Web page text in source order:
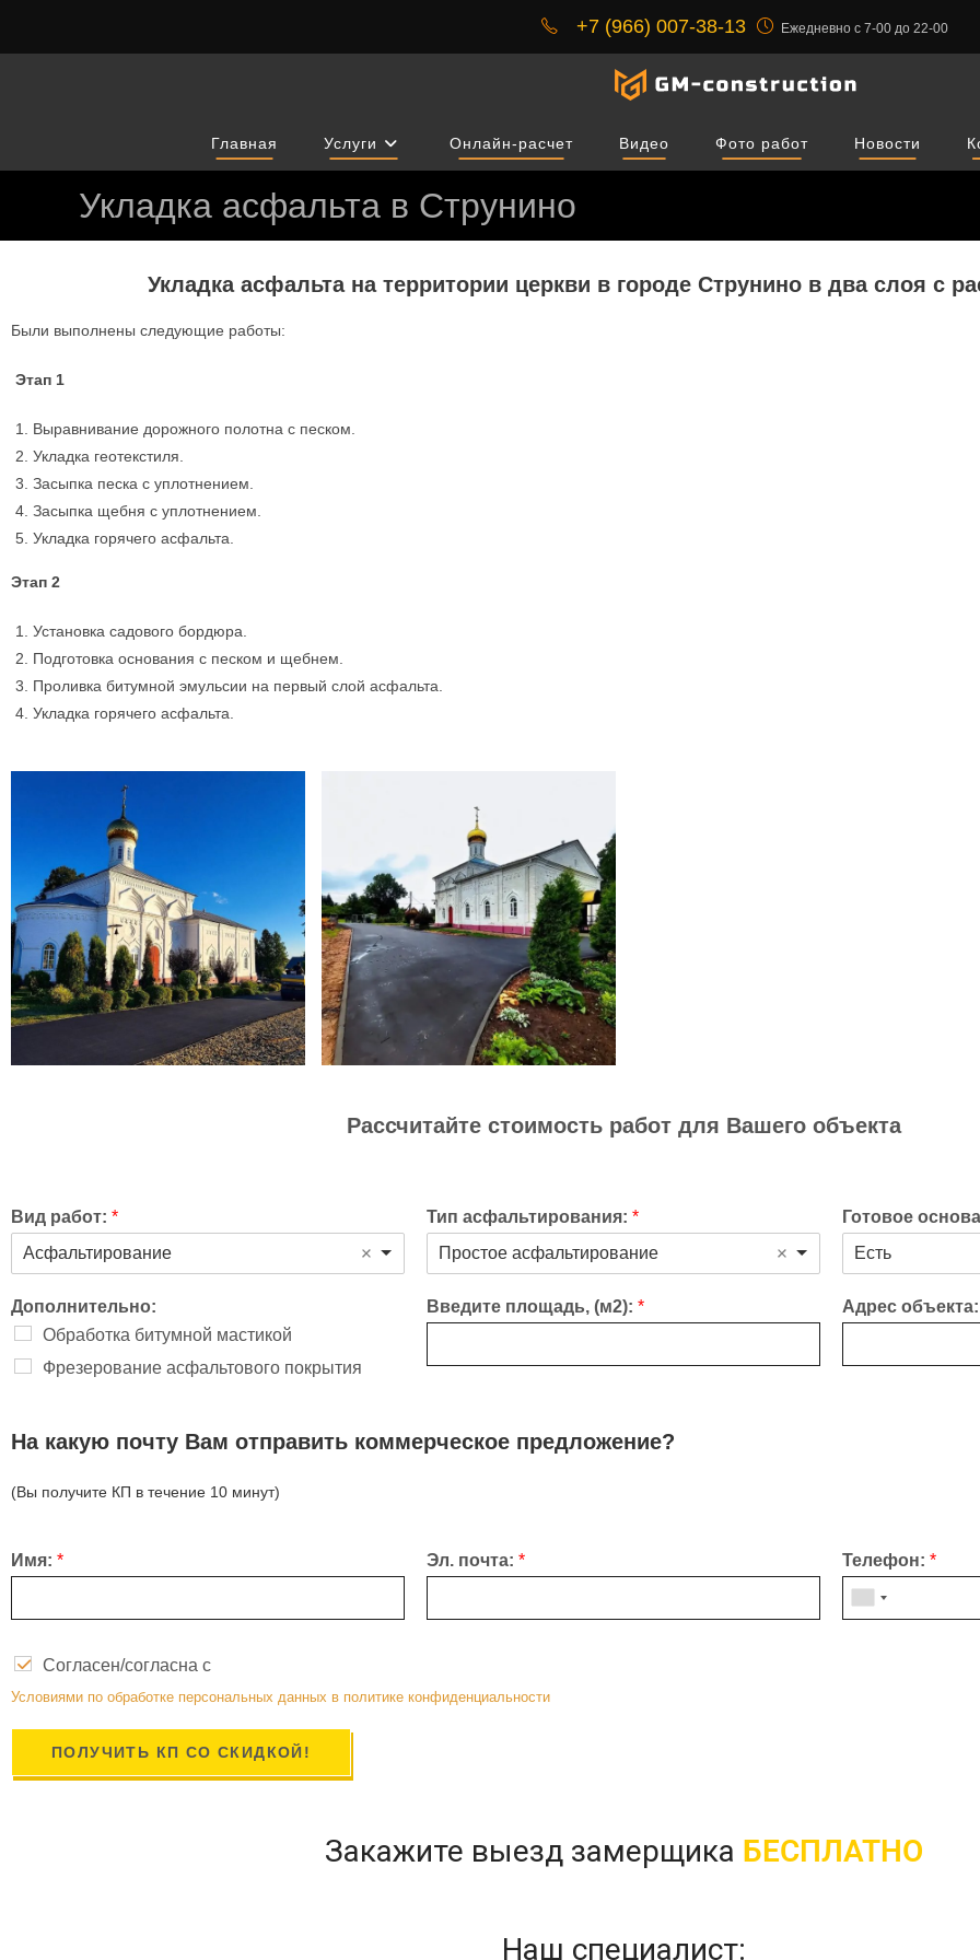
+7 (966) 007-38-13 Ежедневно с 7-00 до 22-00
Главная Услуги Онлайн-расчет Видео Фото работ Новости
Укладка асфальта в Струнино
Укладка асфальта на территории церкви в городе Струнино в два слоя с
Были выполнены следующие работы:
Этап 1
Выравнивание дорожного полотна с песком.
Укладка геотекстиля.
Засыпка песка с уплотнением.
Засыпка щебня с уплотнением.
Укладка горячего асфальта.
Этап 2
Установка садового бордюра.
Подготовка основания с песком и щебнем.
Проливка битумной эмульсии на первый слой асфальта.
Укладка горячего асфальта.
Рассчитайте стоимость работ для Вашего объекта
Вид работ: *
Асфальтирование
Дополнительно:
Обработка битумной мастикой
Фрезерование асфальтового покрытия
Тип асфальтирования: *
Простое асфальтирование
Введите площадь, (м2): *
Готовое
Есть
Адрес объекта:
На какую почту Вам отправить коммерческое предложение?
(Вы получите КП в течение 10 минут)
Имя: * Эл. почта: * Телефон: *
Согласен/согласна с
Условиями по обработке персональных данных в политике конфиденциальности
ПОЛУЧИТЬ КП СО СКИДКОЙ!
Закажите выезд замерщика БЕСПЛАТНО
Наш специалист: